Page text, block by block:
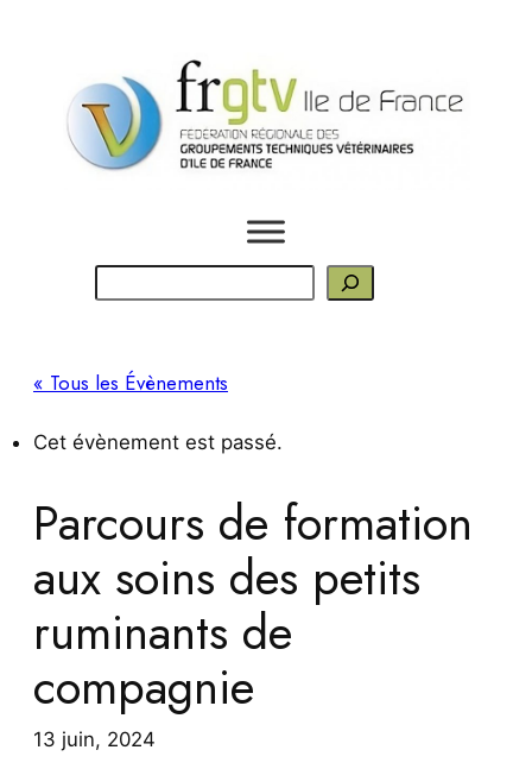
h
r
e
« Tous les Évènements
Cet évènement est passé.
Parcours de formation
aux soins des petits
ruminants de
compagnie
13 juin, 2024